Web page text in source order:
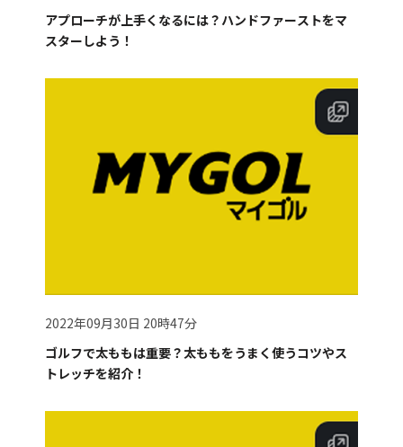
アプローチが上手くなるには？ハンドファーストをマ
スターしよう！
2022年09月30日 20時47分
ゴルフで太ももは重要？太ももをうまく使うコツやス
トレッチを紹介！